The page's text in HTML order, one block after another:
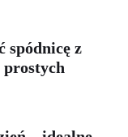
spódnicę z